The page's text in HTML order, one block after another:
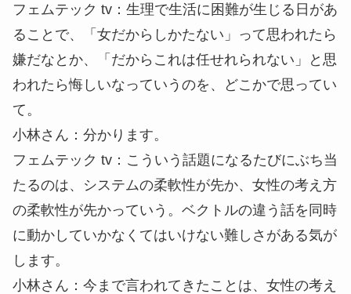
フェムテック tv ：生理で生活に困難が生じる日があ
ることで、「女だからしかたない」って思われたら
嫌だなとか、「だからこれは任せれられない」と思
われたら悔しいなっていうのを、どこかで思ってい
て。
小林さん ：分かります。
フェムテック tv ：こういう話題になるたびにぶち当
たるのは、システムの柔軟性が先か、女性の考え方
の柔軟性が先かっていう。ベクトルの違う話を同時
に動かしていかなくてはいけない難しさがある気が
します。
小林さん ：今まで言われてきたことは、女性の考え